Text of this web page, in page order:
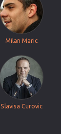
Milan Maric
Slavisa Curovic